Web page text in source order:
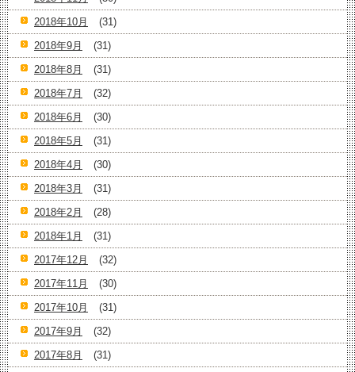
2018年10月
(31)
2018年9月
(31)
2018年8月
(31)
2018年7月
(32)
2018年6月
(30)
2018年5月
(31)
2018年4月
(30)
2018年3月
(31)
2018年2月
(28)
2018年1月
(31)
2017年12月
(32)
2017年11月
(30)
2017年10月
(31)
2017年9月
(32)
2017年8月
(31)